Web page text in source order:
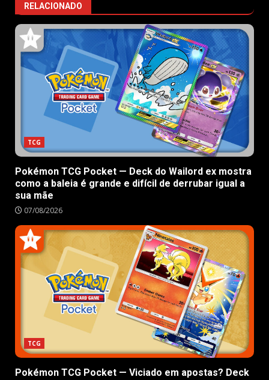
RELACIONADO
TCG
Pokémon TCG Pocket — Deck do Wailord ex mostra
como a baleia é grande e difícil de derrubar igual a
sua mãe
07/08/2026
TCG
Pokémon TCG Pocket — Viciado em apostas? Deck